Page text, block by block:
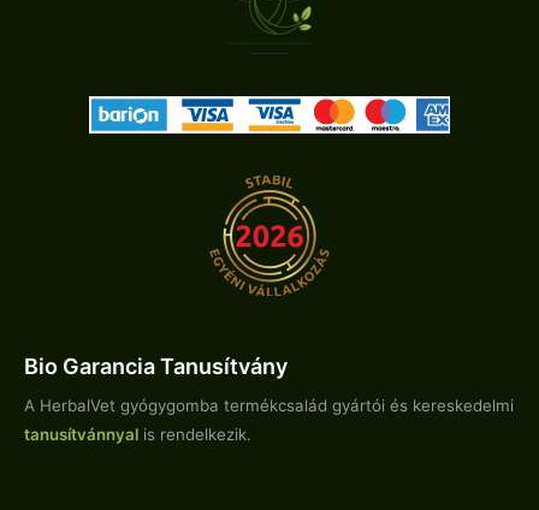
Bio Garancia Tanusítvány
A HerbalVet gyógygomba termékcsalád gyártói és kereskedelmi
tanusítvánnyal is rendelkezik.